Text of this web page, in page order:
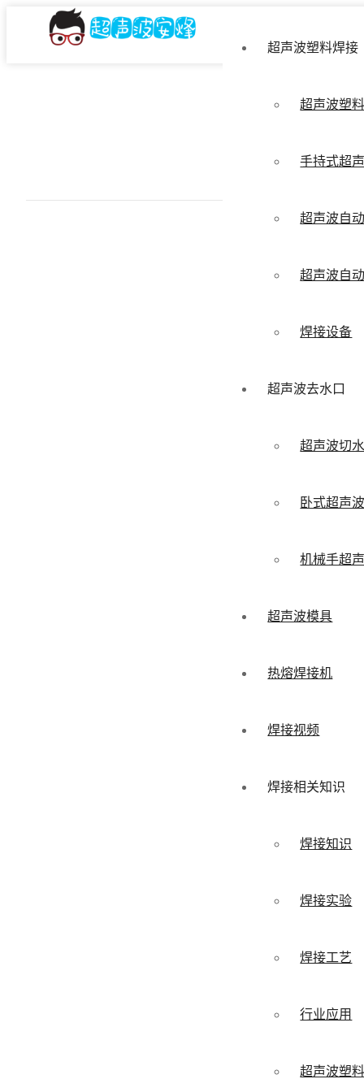
超声波塑料焊接
超声波塑
手持式超
超声波自
超声波自
焊接设备
超声波去水口
超声波切
卧式超声
机械手超
超声波模具
热熔焊接机
焊接视频
焊接相关知识
焊接知识
焊接实验
焊接工艺
行业应用
超声波塑